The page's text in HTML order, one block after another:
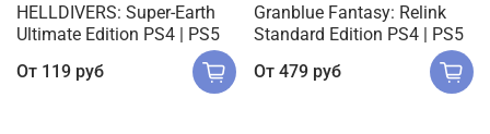
HELLDIVERS: Super-Earth
Ultimate Edition PS4 | PS5
От 119 руб
Granblue Fantasy: Relink
Standard Edition PS4 | PS5
От 479 руб